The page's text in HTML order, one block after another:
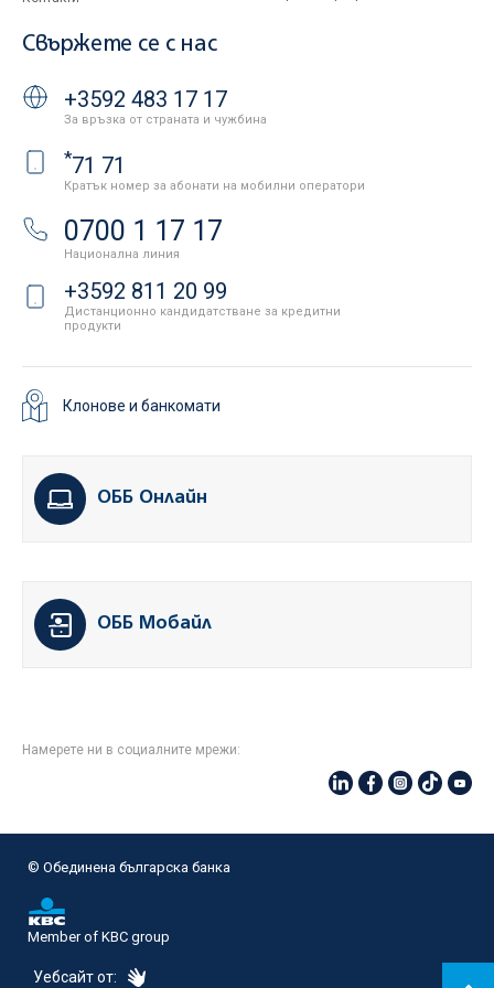
Свържете се с нас
+3592 483 17 17
За връзка от страната и чужбина
*71 71
Кратък номер за абонати на мобилни оператори
0700 1 17 17
Национална линия
+3592 811 20 99
Дистанционно кандидатстване за кредитни
продукти
Клонове и банкомати
ОББ Онлайн
ОББ Мобайл
Намерете ни в социалните мрежи:
© Oбединена българска банка
Member of KBC group
Уебсайт от: eDesign